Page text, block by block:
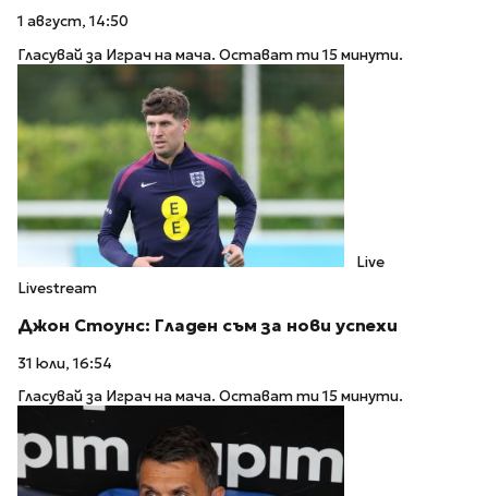
1 август, 14:50
Гласувай за Играч на мача. Остават ти 15 минути.
Live
Livestream
Джон Стоунс: Гладен съм за нови успехи
31 юли, 16:54
Гласувай за Играч на мача. Остават ти 15 минути.